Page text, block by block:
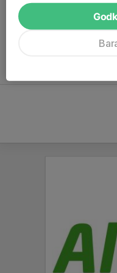
färdig att användas.
fram i augusti där det